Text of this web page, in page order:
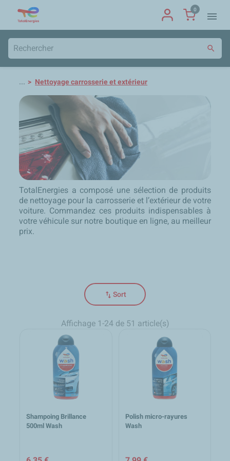
0
menu
search
... Nettoyage carrosserie et extérieur
TotalEnergies a composé une sélection de produits
de nettoyage pour la carrosserie et l’extérieur de votre
voiture. Commandez ces produits indispensables à
votre véhicule sur notre boutique en ligne, au meilleur
prix.
swap_vert Sort
Affichage 1-24 de 51 article(s)
Shampoing Brillance
500ml Wash
Polish micro-rayures
Wash